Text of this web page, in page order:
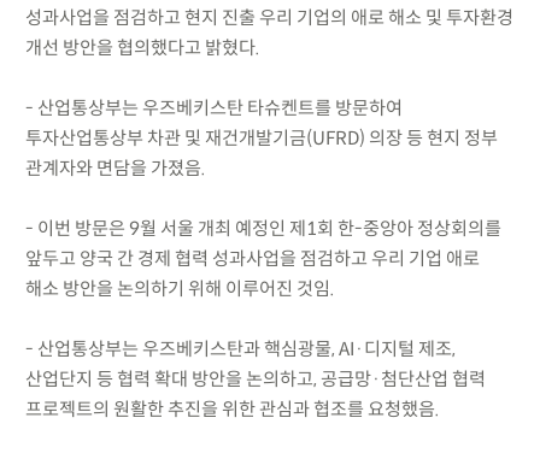
성과사업을 점검하고 현지 진출 우리 기업의 애로 해소 및 투자환경
개선 방안을 협의했다고 밝혔다.
- 산업통상부는 우즈베키스탄 타슈켄트를 방문하여
투자산업통상부 차관 및 재건개발기금(UFRD) 의장 등 현지 정부
관계자와 면담을 가졌음.
- 이번 방문은 9월 서울 개최 예정인 제1회 한-중앙아 정상회의를
앞두고 양국 간 경제 협력 성과사업을 점검하고 우리 기업 애로
해소 방안을 논의하기 위해 이루어진 것임.
- 산업통상부는 우즈베키스탄과 핵심광물, AI·디지털 제조,
산업단지 등 협력 확대 방안을 논의하고, 공급망·첨단산업 협력
프로젝트의 원활한 추진을 위한 관심과 협조를 요청했음.